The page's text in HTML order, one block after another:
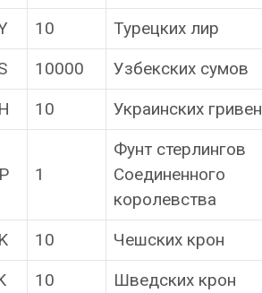
10
Турецких лир
10000
Узбекских сумов
10 Украинских гривен
1
Фунт стерлингов
Соединенного
королевства
10
Чешских крон
10 Шведских крон